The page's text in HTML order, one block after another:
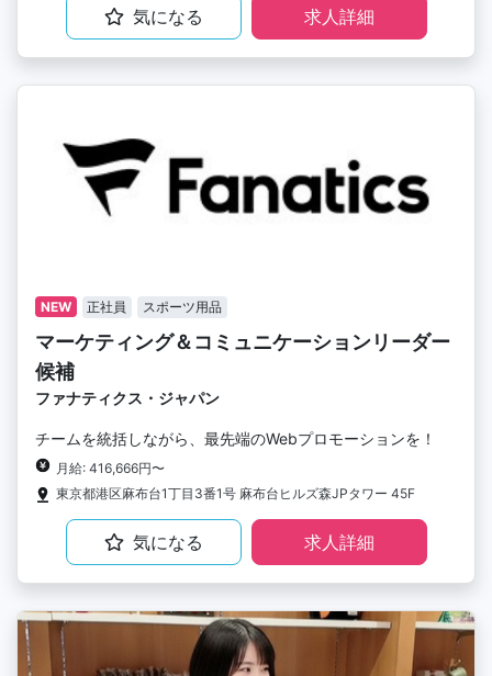
気になる 求人詳細
NEW 正社員 スポーツ用品
マーケティング＆コミュニケーションリーダー
候補
ファナティクス・ジャパン
チームを統括しながら、最先端のWebプロモーションを！
月給: 416,666円〜
東京都港区麻布台1丁目3番1号 麻布台ヒルズ森JPタワー 45F
気になる 求人詳細